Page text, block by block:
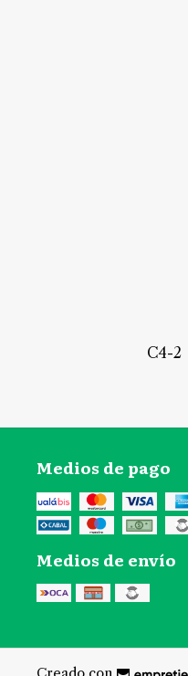
C4-2
Medios de pago
Medios de envío